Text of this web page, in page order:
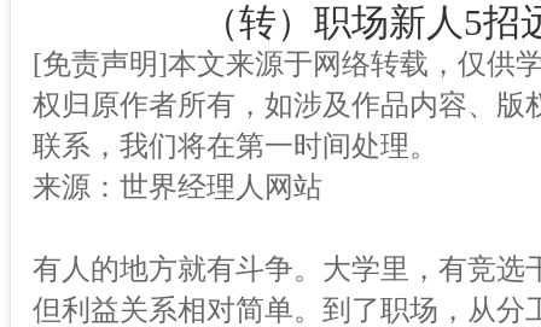
（转）职场新人5
[免责声明]本文来源于网络转载，仅供
权归原作者所有，如涉及作品内容、版
联系，我们将在第一时间处理。
来源：世界经理人网站
有人的地方就有斗争。大学里，有竞
但利益关系相对简单。到了职场，从